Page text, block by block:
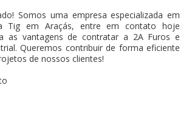
Somos uma empresa especializada em
Tig em Araçás, entre em contato hoje
as vantagens de contratar a 2A Furos e
Queremos contribuir de forma eficiente
de nossos clientes!